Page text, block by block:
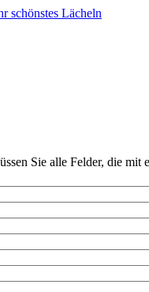
Sie alle Felder, die